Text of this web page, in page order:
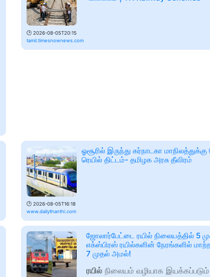
🕑 2026-08-05T20:15
tamil.timesnownews.com
🕑 2026-08-05T16:18
www.dailythanthi.com
ஓசூரில் இருந்து கர்நாடகா
ரெயில் திட்டம்- தமிழக அரசு தீவிரம்
ஜோலார்பேட்டை ரயில் நிலையத்தில் 5
எக்ஸ்பிரஸ் ரயில்களின் நேரங்களில்
7 முதல் அமல்!
ரயில் நிலையம் வழியாக இயக்கப்படும்